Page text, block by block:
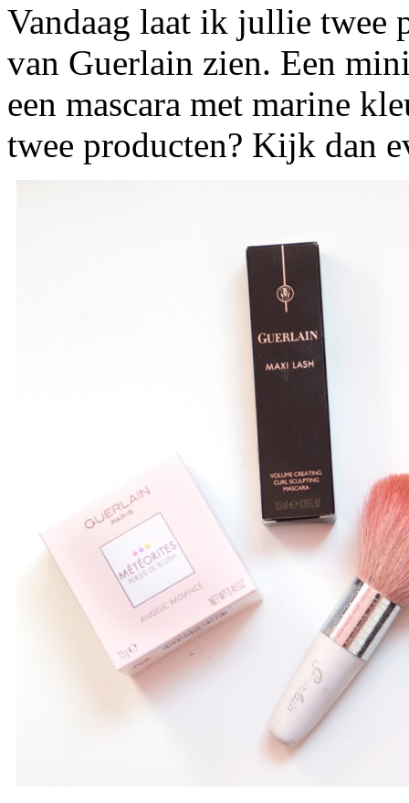
Vandaag laat ik jullie twee
van Guerlain zien. Een
een mascara met marine
twee producten? Kijk dan